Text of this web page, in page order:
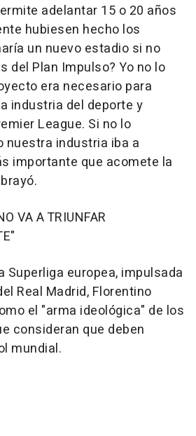
adelantar 15 o 20 años
hubiesen hecho los
un nuevo estadio si no
del Plan Impulso? Yo no lo
era necesario para
industria del deporte y
League. Si no lo
nuestra industria iba a
importante que acomete la
VA A TRIUNFAR
Superliga europea, impulsada
Real Madrid, Florentino
el "arma ideológica" de los
consideran que deben
mundial.